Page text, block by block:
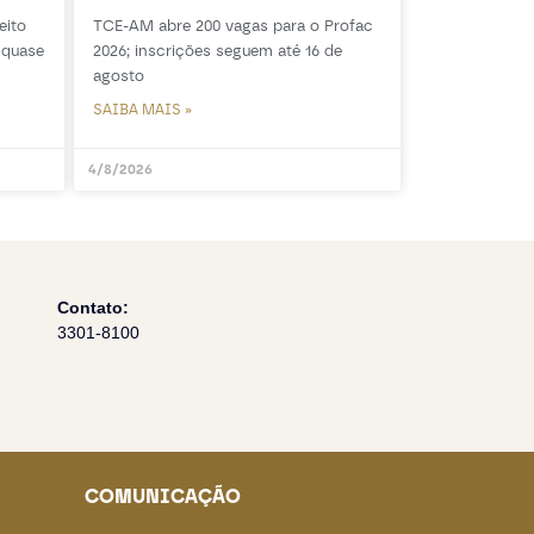
TCE-AM abre 200 vagas para o Profac
2026; inscrições seguem até 16 de
agosto
SAIBA MAIS »
4/8/2026
Contato:
3301-8100
COMUNICAÇÃO